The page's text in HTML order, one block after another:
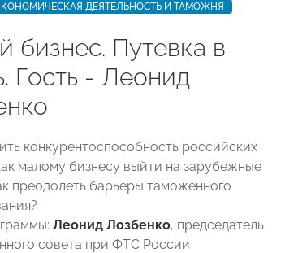
ДЕЯТЕЛЬНОСТЬ И ТАМОЖНЯ
бизнес. Путевка в
Гость - Леонид
конкурентоспособность российских
малому бизнесу выйти на зарубежные
преодолеть барьеры таможенного
Леонид Лозбенко, председатель
совета при ФТС России